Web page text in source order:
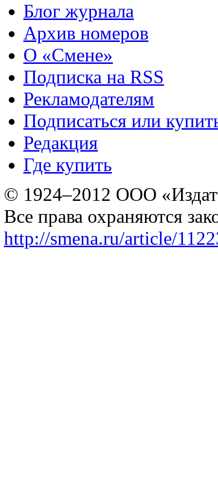
Блог журнала
Архив номеров
О «Смене»
Подписка на RSS
Рекламодателям
Подписаться или
Редакция
Где купить
© 1924–2012 ООО
Все права охраняются
http://smena.ru/article/